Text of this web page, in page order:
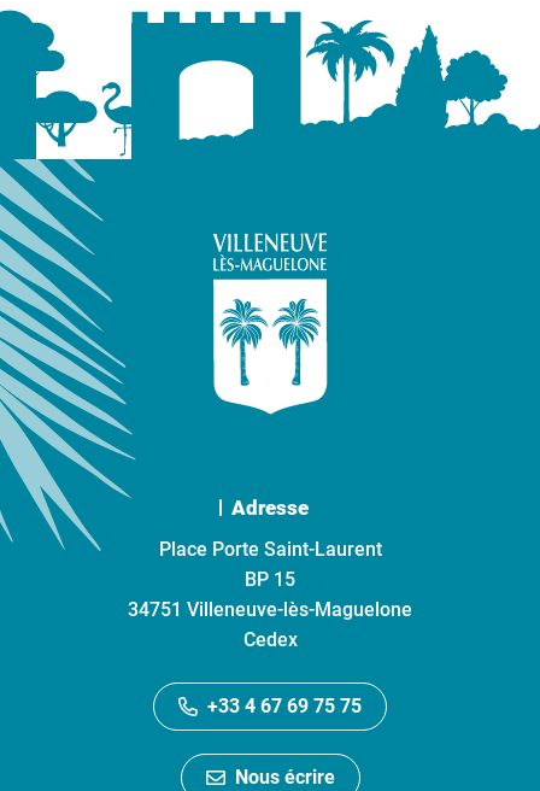
Adresse
Place Porte Saint-Laurent
BP 15
34751 Villeneuve-lès-Maguelone
Cedex
+33 4 67 69 75 75
Nous écrire